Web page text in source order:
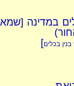
במדינה [שמא
בכלים]